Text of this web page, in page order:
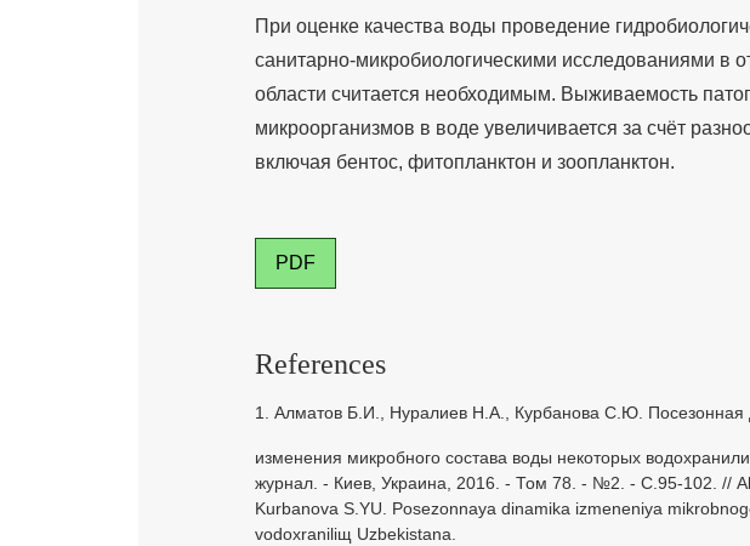
При оценке качества воды проведение
санитарно-микробиологическими исследованиями в
области считается необходимым. Выживаемость
микроорганизмов в воде увеличивается за счёт
включая бентос, фитопланктон и зоопланктон.
PDF
References
1. Алматов Б.И., Нуралиев Н.А., Курбанова С.Ю. Посезонная
изменения микробного состава воды некоторых
журнал. - Киев, Украина, 2016. - Том 78. - №2. - С.95-102. //
Kurbanova S.YU. Posezonnaya dinamika izmeneniya
vodoxraniliщ Uzbekistana.